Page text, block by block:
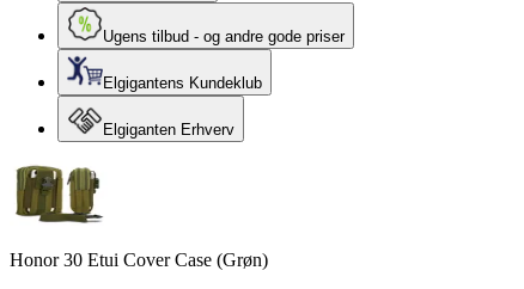
Ugens tilbud - og andre gode priser
Elgigantens Kundeklub
Elgiganten Erhverv
Honor 30 Etui Cover Case (Grøn)